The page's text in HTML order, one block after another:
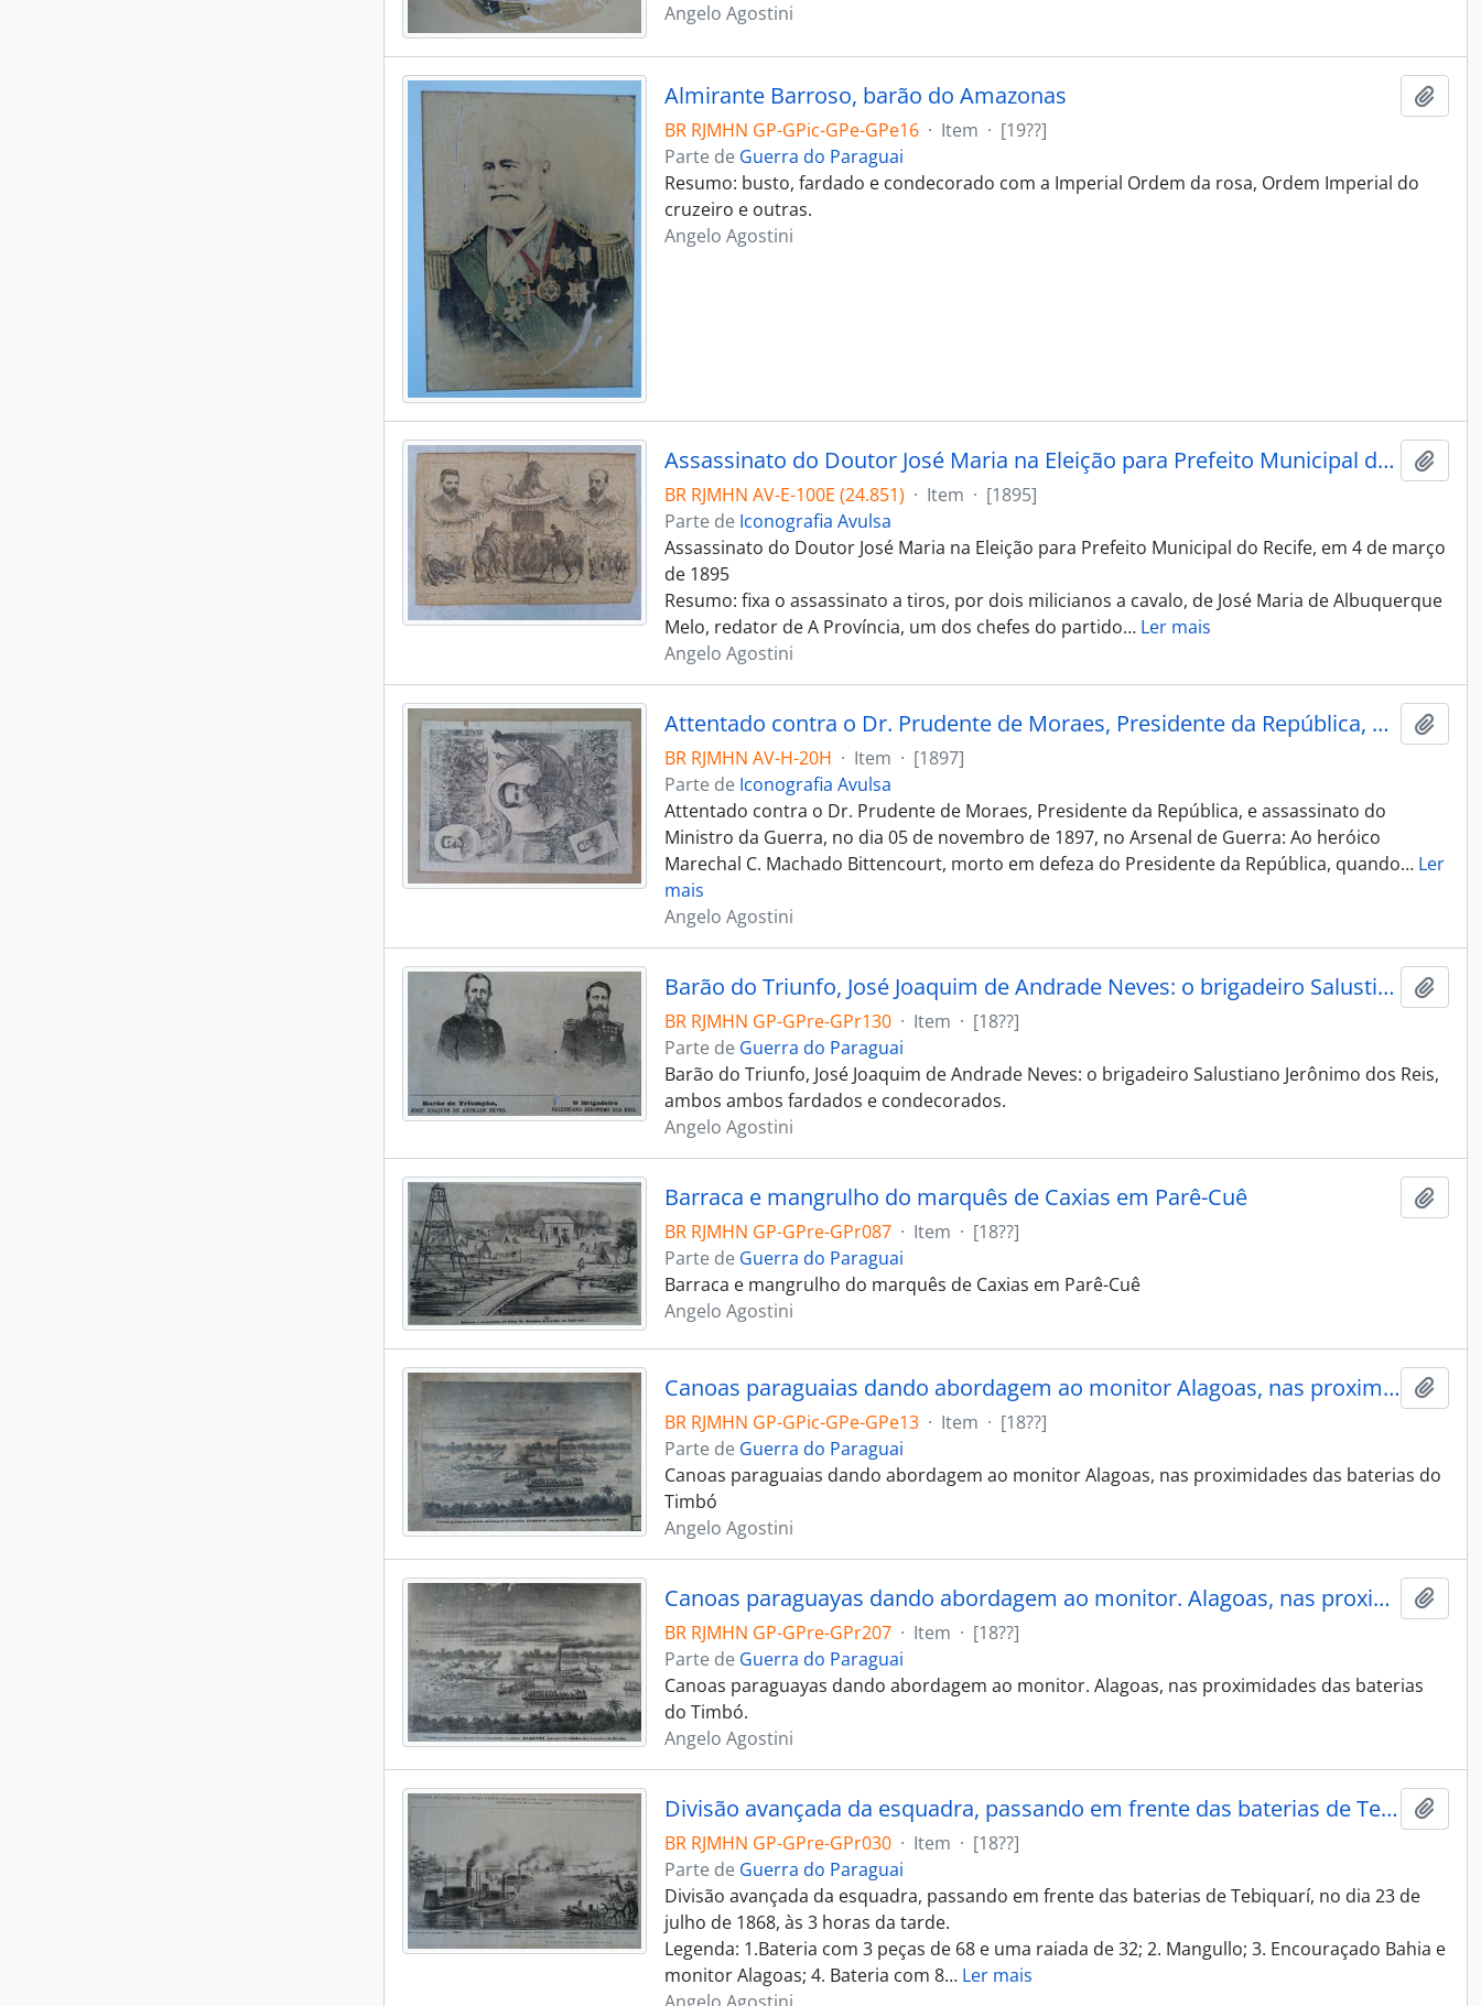
Angelo Agostini
Almirante Barroso, barão do Amazonas
BR RJMHN GP-GPic-GPe-GPe16 · Item · [19??]
Parte de Guerra do Paraguai
Resumo: busto, fardado e condecorado com a Imperial Ordem da rosa, Ordem Imperial do
cruzeiro e outras.
Angelo Agostini
Assassinato do Doutor José Maria na Eleição para Prefeito Municipal do Recife
BR RJMHN AV-E-100E (24.851) · Item · [1895]
Parte de Iconografia Avulsa
Assassinato do Doutor José Maria na Eleição para Prefeito Municipal do Recife, em 4 de março
de 1895
Resumo: fixa o assassinato a tiros, por dois milicianos a cavalo, de José Maria de Albuquerque
Melo, redator de A Província, um dos chefes do partido… Ler mais
Angelo Agostini
Attentado contra o Dr. Prudente de Moraes, Presidente da República, e assassinato do Ministro da Guerra
BR RJMHN AV-H-20H · Item · [1897]
Parte de Iconografia Avulsa
Attentado contra o Dr. Prudente de Moraes, Presidente da República, e assassinato do
Ministro da Guerra, no dia 05 de novembro de 1897, no Arsenal de Guerra: Ao heróico
Marechal C. Machado Bittencourt, morto em defeza do Presidente da República, quando… Ler
mais
Angelo Agostini
Barão do Triunfo, José Joaquim de Andrade Neves: o brigadeiro Salustiano Jerônimo dos Reis.
BR RJMHN GP-GPre-GPr130 · Item · [18??]
Parte de Guerra do Paraguai
Barão do Triunfo, José Joaquim de Andrade Neves: o brigadeiro Salustiano Jerônimo dos Reis,
ambos ambos fardados e condecorados.
Angelo Agostini
Barraca e mangrulho do marquês de Caxias em Parê-Cuê
BR RJMHN GP-GPre-GPr087 · Item · [18??]
Parte de Guerra do Paraguai
Barraca e mangrulho do marquês de Caxias em Parê-Cuê
Angelo Agostini
Canoas paraguaias dando abordagem ao monitor Alagoas, nas proximidades das baterias do Timbó
BR RJMHN GP-GPic-GPe-GPe13 · Item · [18??]
Parte de Guerra do Paraguai
Canoas paraguaias dando abordagem ao monitor Alagoas, nas proximidades das baterias do
Timbó
Angelo Agostini
Canoas paraguayas dando abordagem ao monitor. Alagoas, nas proximidades das baterias do Timbó.
BR RJMHN GP-GPre-GPr207 · Item · [18??]
Parte de Guerra do Paraguai
Canoas paraguayas dando abordagem ao monitor. Alagoas, nas proximidades das baterias
do Timbó.
Angelo Agostini
Divisão avançada da esquadra, passando em frente das baterias de Tebiquary
BR RJMHN GP-GPre-GPr030 · Item · [18??]
Parte de Guerra do Paraguai
Divisão avançada da esquadra, passando em frente das baterias de Tebiquarí, no dia 23 de
julho de 1868, às 3 horas da tarde.
Legenda: 1.Bateria com 3 peças de 68 e uma raiada de 32; 2. Mangullo; 3. Encouraçado Bahia e
monitor Alagoas; 4. Bateria com 8… Ler mais
Angelo Agostini